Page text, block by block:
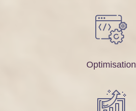
Optimisation